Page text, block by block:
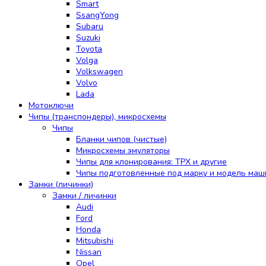
Smart
SsangYong
Subaru
Suzuki
Toyota
Volga
Volkswagen
Volvo
Lada
Мотоключи
Чипы (транспондеры), микросхемы
Чипы
Бланки чипов (чистые)
Микросхемы эмуляторы
Чипы для клонирования: TPX и другие
Чипы подготовленные под марку и модель
Замки (личинки)
Замки / личинки
Audi
Ford
Honda
Mitsubishi
Nissan
Opel